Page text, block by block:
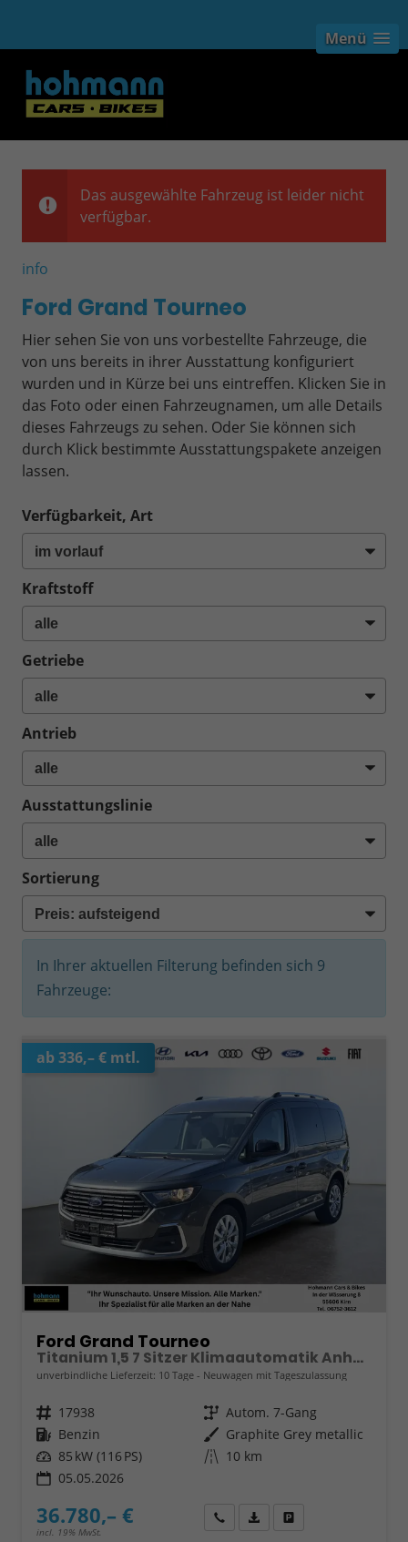
Menü
Das ausgewählte Fahrzeug ist leider nicht
verfügbar.
info
Ford Grand Tourneo
Hier sehen Sie von uns vorbestellte Fahrzeuge, die
von uns bereits in ihrer Ausstattung konfiguriert
wurden und in Kürze bei uns eintreffen. Klicken Sie in
das Foto oder einen Fahrzeugnamen, um alle Details
dieses Fahrzeugs zu sehen. Oder Sie können sich
durch Klick bestimmte Ausstattungspakete anzeigen
lassen.
Verfügbarkeit, Art
Kraftstoff
Getriebe
Antrieb
Ausstattungslinie
Sortierung
In Ihrer aktuellen Filterung befinden sich 9
Fahrzeuge:
ab 336,– € mtl.
Ford Grand Tourneo
Titanium 1,5 7 Sitzer Klimaautomatik Anhängerkupplung Sitzheizung Einparkhilfe Kamera 17 Zoll Leichtmetall ACC
unverbindliche Lieferzeit: 10 Tage Neuwagen mit Tageszulassung
Fahrzeugnr. 17938 Getriebe Autom. 7-Gang
Kraftstoff Benzin Außenfarbe Graphite Grey metallic
Leistung 85 kW (116 PS) Kilometerstand 10 km
05.05.2026
36.780,– €
incl. 19% MwSt.
Wir rufen Sie anFahrzeugexposé (PDF)